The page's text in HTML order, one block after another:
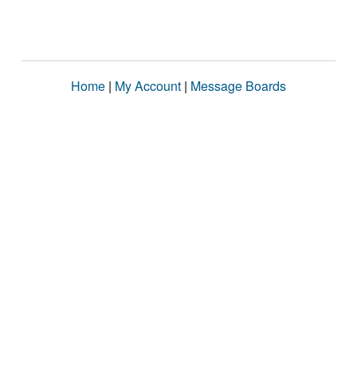
Home | My Account | Message Boards